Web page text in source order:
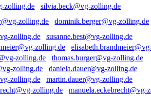
silvia.beck@vg-zolling.de
dominik.berger@vg-zolling.de
susanne.best@vg-zolling.de
thomas.burger@vg-zolling.de
daniela.dauer@vg-zolling.de
martin.dauer@vg-zolling.de
manuela.eckebrecht@vg-